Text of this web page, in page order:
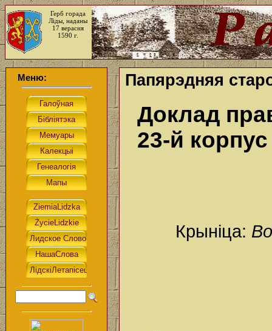
Герб горада
Ліды, наданы
17 верасня
1590 г.
Меню: Папярэдняя
Доклад
23-й
Крыніца: